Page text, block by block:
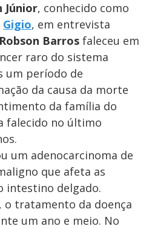
Júnior, conhecido como
Gigio, em entrevista
Robson Barros faleceu em
raro do sistema
um período de
da causa da morte
da família do
falecido no último
um adenocarcinoma de
que afeta as
intestino delgado.
, o tratamento da doença
um ano e meio. No